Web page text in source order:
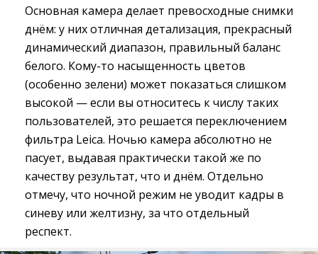
Основная камера делает превосходные снимки
днём: у них отличная детализация, прекрасный
динамический диапазон, правильный баланс
белого. Кому-то насыщенность цветов
(особенно зелени) может показаться слишком
высокой — если вы относитесь к числу таких
пользователей, это решается переключением
фильтра Leica. Ночью камера абсолютно не
пасует, выдавая практически такой же по
качеству результат, что и днём. Отдельно
отмечу, что ночной режим не уводит кадры в
синеву или желтизну, за что отдельный
респект.